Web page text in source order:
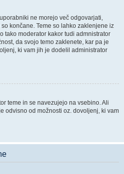
ne morejo več odgovarjati,
končane. Teme so lahko zaklenjene iz
tako moderator kakor tudi admnistrator
da svojo temo zaklenete, kar pa je
ki vam jih je dodelil administrator
teme in se navezujejo na vsebino. Ali
odvisno od možnosti oz. dovoljenj, ki vam